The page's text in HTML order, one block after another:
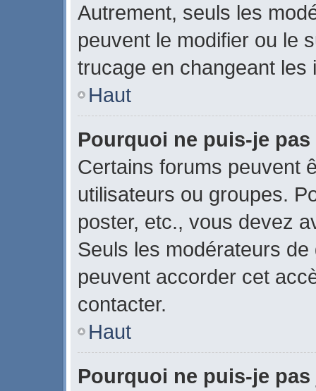
Autrement, seuls les
peuvent le modifier ou le
trucage en changeant
Haut
Pourquoi ne puis-je
Certains forums peuvent
utilisateurs ou groupes.
poster, etc., vous devez
Seuls les modérateurs
peuvent accorder cet
contacter.
Haut
Pourquoi ne puis-je